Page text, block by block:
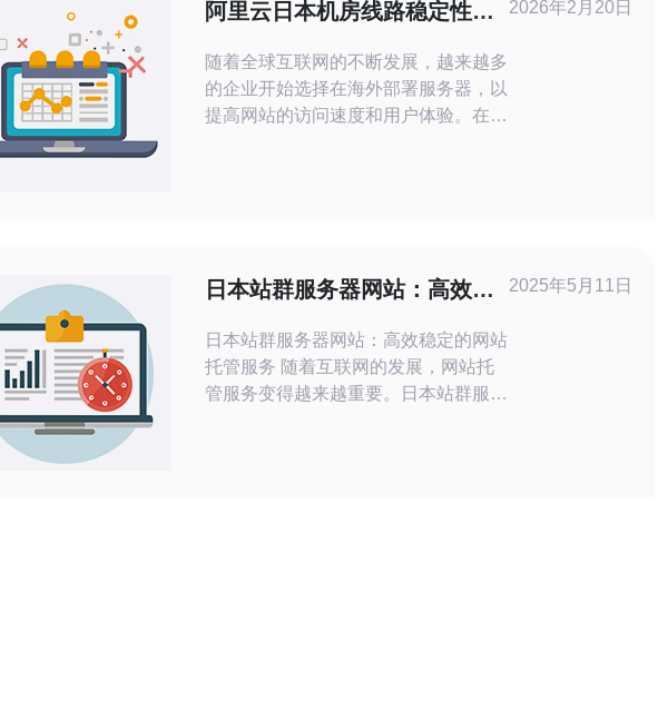
阿里云日本机房线路稳定性与
随着全球互联网的不断发展，越来越多
的企业开始选择在海外部署服务器，以
提高网站的访问速度和用户体验。在众
考。 首先，我们来看看阿里云在日本
机房的基础设施建设。阿里云在日本拥
有多座
2026年2月20日
日本站群服务器网站：高效稳
日本站群服务器网站：高效稳定的网站
托管服务 随着互联网的发展，网站托
管服务变得越来越重要。日本站群服务
2025年5月11日